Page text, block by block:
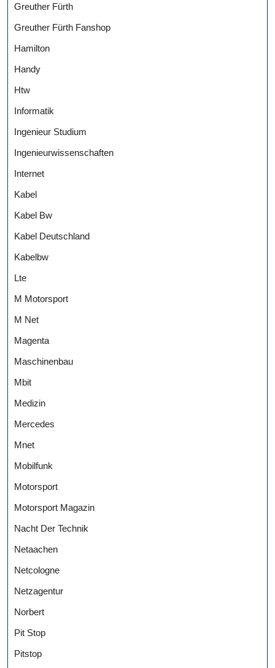
Greuther Fürth
Greuther Fürth Fanshop
Hamilton
Handy
Htw
Informatik
Ingenieur Studium
Ingenieurwissenschaften
Internet
Kabel
Kabel Bw
Kabel Deutschland
Kabelbw
Lte
M Motorsport
M Net
Magenta
Maschinenbau
Mbit
Medizin
Mercedes
Mnet
Mobilfunk
Motorsport
Motorsport Magazin
Nacht Der Technik
Netaachen
Netcologne
Netzagentur
Norbert
Pit Stop
Pitstop